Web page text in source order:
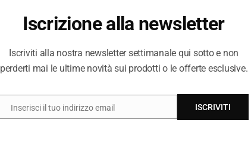
DIVERSI
Iscrizione alla newsletter
Iscriviti alla nostra newsletter settimanale qui sotto e non
perderti mai le ultime novità sui prodotti o le offerte esclusive.
EMAIL
Inserisci il tuo indirizzo email ISCRIVITI